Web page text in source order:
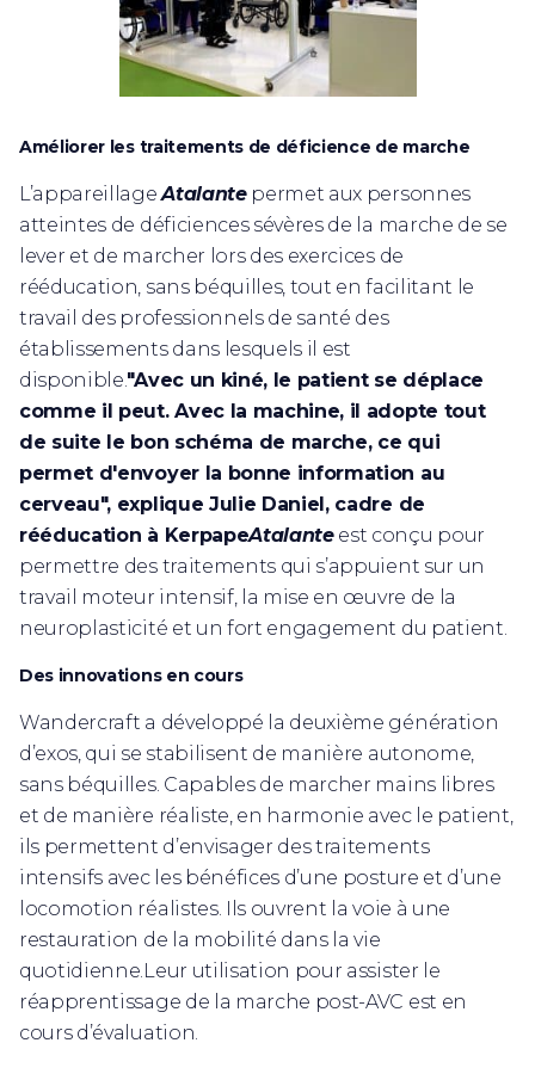
Améliorer les traitements de déficience de marche
L’appareillageAtalantepermet aux personnes
atteintes de déficiences sévères de la marche de se
lever et de marcher lors des exercices de
rééducation, sans béquilles, tout en facilitant le
travail des professionnels de santé des
établissements dans lesquels il est
disponible."Avec un kiné, le patient se déplace
comme il peut. Avec la machine, il adopte tout
de suite le bon schéma de marche, ce qui
permet d'envoyer la bonne information au
cerveau", explique Julie Daniel, cadre de
rééducation à KerpapeAtalanteest conçu pour
permettre des traitements qui s’appuient sur un
travail moteur intensif, la mise en œuvre de la
neuroplasticité et un fort engagement du patient.
Des innovations en cours
Wandercraft a développé la deuxième génération
d’exos, qui se stabilisent de manière autonome,
sans béquilles. Capables de marcher mains libres
et de manière réaliste, en harmonie avec le patient,
ils permettent d’envisager des traitements
intensifs avec les bénéfices d’une posture et d’une
locomotion réalistes. Ils ouvrent la voie à une
restauration de la mobilité dans la vie
quotidienne.Leur utilisation pour assister le
réapprentissage de la marche post-AVC est en
cours d’évaluation.